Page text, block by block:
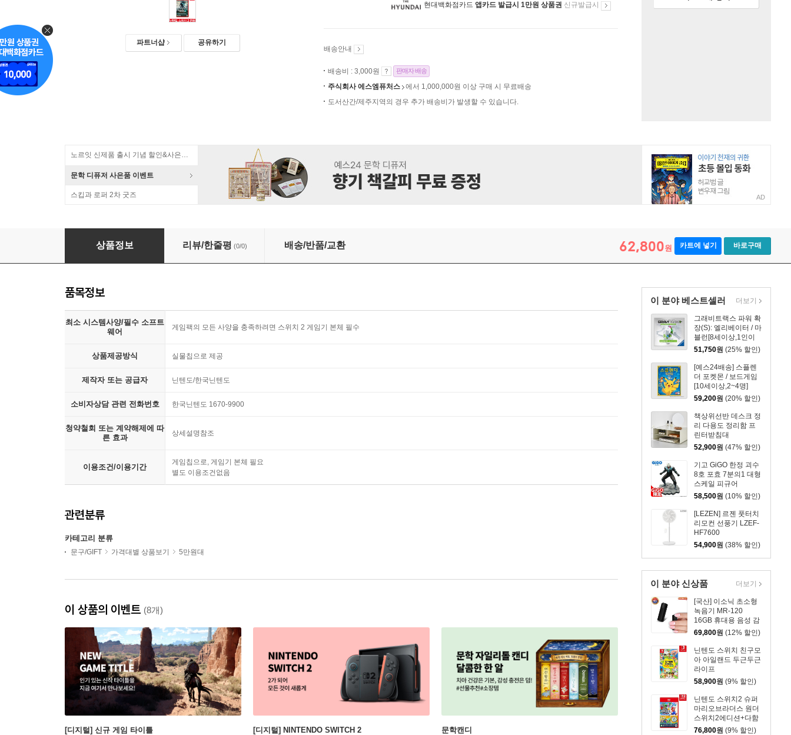
파트너샵 공유하기
현대백화점카드 앱카드 발급시 1만원 상품권 신규발급시
배송안내
배송비 : 3,000원 판매자 배송
주식회사 에스엠퓨처스
에서 1,000,000원 이상 구매 시 무료배송
도서산간/제주지역의 경우 추가 배송비가 발생할 수 있습니다.
노르잇 신제품 출시 기념 할인&사은품 증정!
문학 디퓨저 사은품 이벤트
스킵과 로퍼 2차 굿즈 AD
닌텐도 스위치2 제노블레이드 크로니클스 크로스 디피니티브 에디션 스위치2에디션
상품정보 리뷰/한줄평 (0/0) 배송/반품/교환 62,800원 카트에 넣기 바로구매
이 분야 베스트셀러
그래비트랙스 파워 확
장(S): 엘리베이터 / 마
블런[8세이상,1인이
상]
51,750원 (25% 할인)
[예스24배송] 스플렌
더 포켓몬 / 보드게임
[10세이상,2~4명]
59,200원 (20% 할인)
책상위선반 데스크 정
리 다용도 정리함 프
린터받침대
52,900원 (47% 할인)
기고 GiGO 한정 괴수
8호 포효 7분의1 대형
스케일 피규어
58,500원 (10% 할인)
[LEZEN] 르젠 풋터치
리모컨 선풍기 LZEF-
HF7600
54,900원 (38% 할인)
더보기
이 분야 신상품
[국산] 이소닉 초소형
녹음기 MR-120
16GB 휴대용 음성 감
지 클립 보이스레코더
69,800원 (12% 할인)
닌텐도 스위치 친구모
아 아일랜드 두근두근
라이프
58,900원 (9% 할인)
닌텐도 스위치2 슈퍼
마리오브라더스 원더
스위치2에디션+다함
께 방울파크
76,800원 (9% 할인)
더보기
품목정보
최소 시스템사양/필수 소프트
웨어
게임팩의 모든 사양을 충족하려면 스위치 2 게임기 본체 필수
상품제공방식 실물칩으로 제공
제작자 또는 공급자 닌텐도/한국닌텐도
소비자상담 관련 전화번호 한국닌텐도 1670-9900
청약철회 또는 계약해제에 따
른 효과
상세설명참조
이용조건/이용기간
게임칩으로, 게임기 본체 필요
별도 이용조건없음
관련분류
카테고리 분류
문구/GIFT 가격대별 상품보기 5만원대
이 상품의 이벤트 (8개)
[디지털] 신규 게임 타이틀 [디지털] NINTENDO SWITCH 2 문학캔디